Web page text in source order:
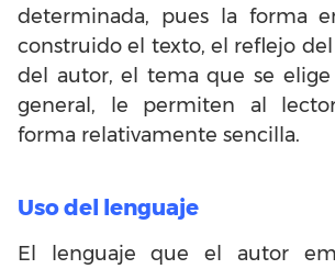
determinada, pues la forma
construido el texto, el reflejo
del autor, el tema que se
general, le permiten al
forma relativamente sencilla.
Uso del lenguaje
El lenguaje que el autor